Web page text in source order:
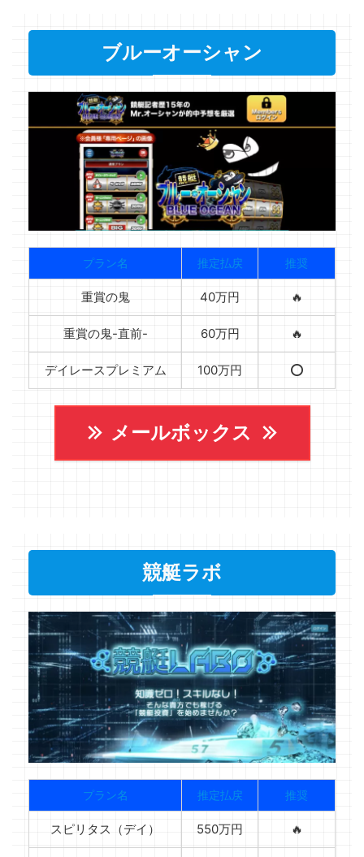
ブルーオーシャン
プラン名 推定払戻 推奨
重賞の鬼 40万円 🔥
重賞の鬼-直前- 60万円 🔥
デイレースプレミアム 100万円 ⭕️
メールボックス
競艇ラボ
プラン名 推定払戻 推奨
スピリタス（デイ） 550万円 🔥